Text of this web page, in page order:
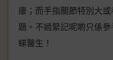
康；而手指關節特別大
題。不過緊記呢啲只係
睇醫生！